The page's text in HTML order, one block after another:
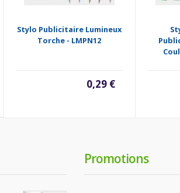
Stylo Publicitaire Lumineux
Torche - LMPN12
0,29 €
Promotions